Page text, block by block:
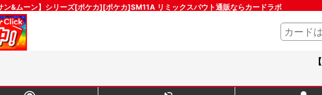
ン&ムーン】シリーズ[ポケカ][ポケカ]SM11A リミックスバウト通販ならカードラボ
【